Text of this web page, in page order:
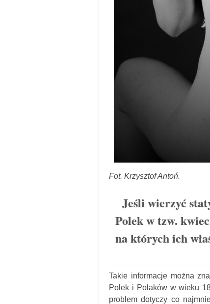
Fot. Krzysztof Antoń.
Jeśli wierzyć
Polek w tzw.
na których ich
Takie informacje można
Polek i Polaków w wieku
problem dotyczy co